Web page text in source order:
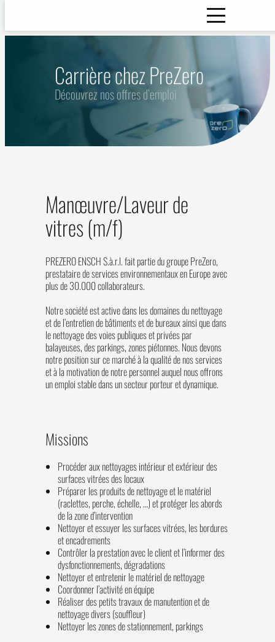
Carrière chez PreZero
Découvrez nos offres d’emploi
Manœuvre/Laveur de
vitres (m/f)
PREZERO ENSCH S.à.r.l. fait partie du groupe PreZero,
prestataire de services environnementaux en Europe avec
plus de 30.000 collaborateurs.
Notre société est active dans les domaines du nettoyage
et de l’entretien de bâtiments et de bureaux ainsi que dans
le nettoyage des voies publiques et privées par
balayeuses, des parkings, zones piétonnes. Nous devons
notre position sur ce marché à la qualité de nos services
et à la motivation de notre personnel auquel nous offrons
un emploi stable dans un secteur porteur et dynamique.
Missions
Procéder aux nettoyages intérieur et extérieur des
surfaces vitrées des locaux
Préparer les produits de nettoyage et le matériel
(raclettes, perche, échelle, …) et protéger les abords
de la zone d’intervention
Nettoyer et essuyer les surfaces vitrées, les bordures
et encadrements
Contrôler la prestation avec le client et l’informer des
dysfonctionnements, dégradations
Nettoyer et entretenir le matériel de nettoyage
Coordonner l’activité en équipe
Réaliser des petits travaux de manutention et de
nettoyage divers (souffleur)
Nettoyer les zones de stationnement, parkings